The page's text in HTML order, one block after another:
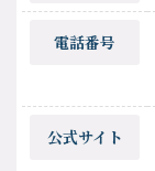
電話番号
公式サイト